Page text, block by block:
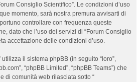
Consiglio Scientifico”. Le condizioni d’uso
momento, sarà nostra premura avvisarti di
controllare con frequenza queste
dato che l’uso dei servizi di “Forum Consiglio
accettazione delle condizioni d’uso.
il sistema phpBB (in seguito “loro”,
“phpBB Limited”, “phpBB Teams”) che
di comunità web rilasciata sotto “